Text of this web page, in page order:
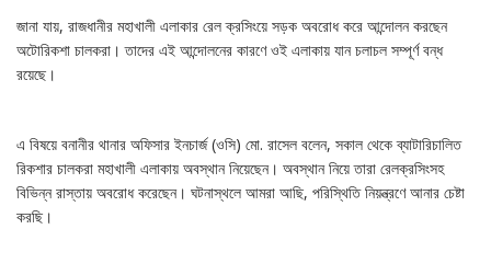
জানা যায়, রাজধানীর মহাখালী এলাকার রেল ক্রসিংয়ে সড়ক অবরোধ করে আন্দোলন করছেন
অটোরিকশা চালকরা। তাদের এই আন্দোলনের কারণে ওই এলাকায় যান চলাচল সম্পূর্ণ বন্ধ
রয়েছে।
এ বিষয়ে বনানীর থানার অফিসার ইনচার্জ (ওসি) মো. রাসেল বলেন, সকাল থেকে ব্যাটারিচালিত
রিকশার চালকরা মহাখালী এলাকায় অবস্থান নিয়েছেন। অবস্থান নিয়ে তারা রেলক্রসিংসহ
বিভিন্ন রাস্তায় অবরোধ করেছেন। ঘটনাস্থলে আমরা আছি, পরিস্থিতি নিয়ন্ত্রণে আনার চেষ্টা
করছি।